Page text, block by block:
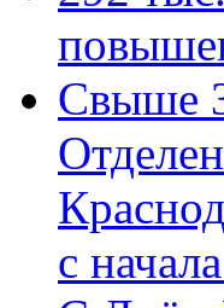
Свыше
с